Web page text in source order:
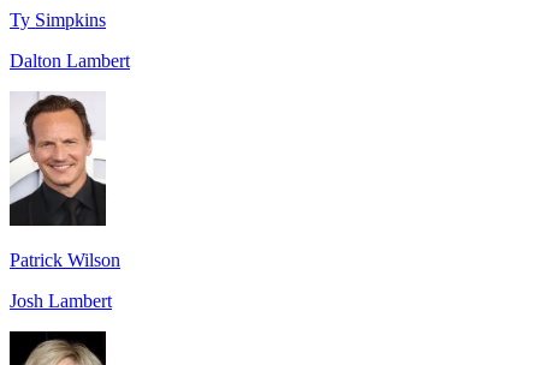
Ty Simpkins
Dalton Lambert
Patrick Wilson
Josh Lambert